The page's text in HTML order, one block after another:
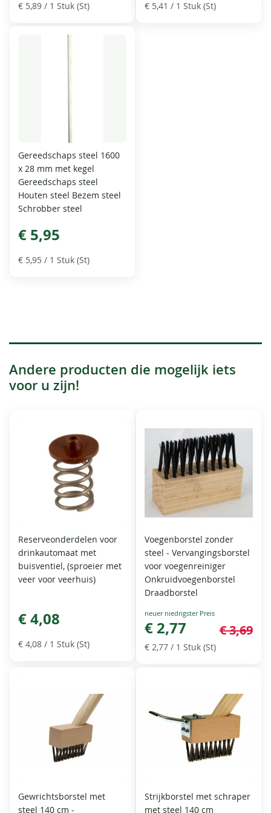
€ 5,89 / 1 Stuk (St) € 5,41 / 1 Stuk (St)
Gereedschaps steel 1600
x 28 mm met kegel
Gereedschaps steel
Houten steel Bezem steel
Schrobber steel
€ 5,95
€ 5,95 / 1 Stuk (St)
Andere producten die mogelijk iets
voor u zijn!
Reserveonderdelen voor
drinkautomaat met
buisventiel, (sproeier met
veer voor veerhuis)
€ 4,08
€ 4,08 / 1 Stuk (St)
Voegenborstel zonder
steel - Vervangingsborstel
voor voegenreiniger
Onkruidvoegenborstel
Draadborstel
Special
Price
€ 2,77 € 3,69
€ 2,77 / 1 Stuk (St)
Gewrichtsborstel met
steel 140 cm -
Strijkborstel met schraper
met steel 140 cm